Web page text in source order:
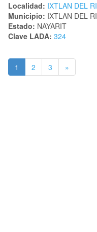
Localidad: IXTLAN DEL
Municipio: IXTLAN DEL
Estado: NAYARIT
Clave LADA: 324
1 2 3 »